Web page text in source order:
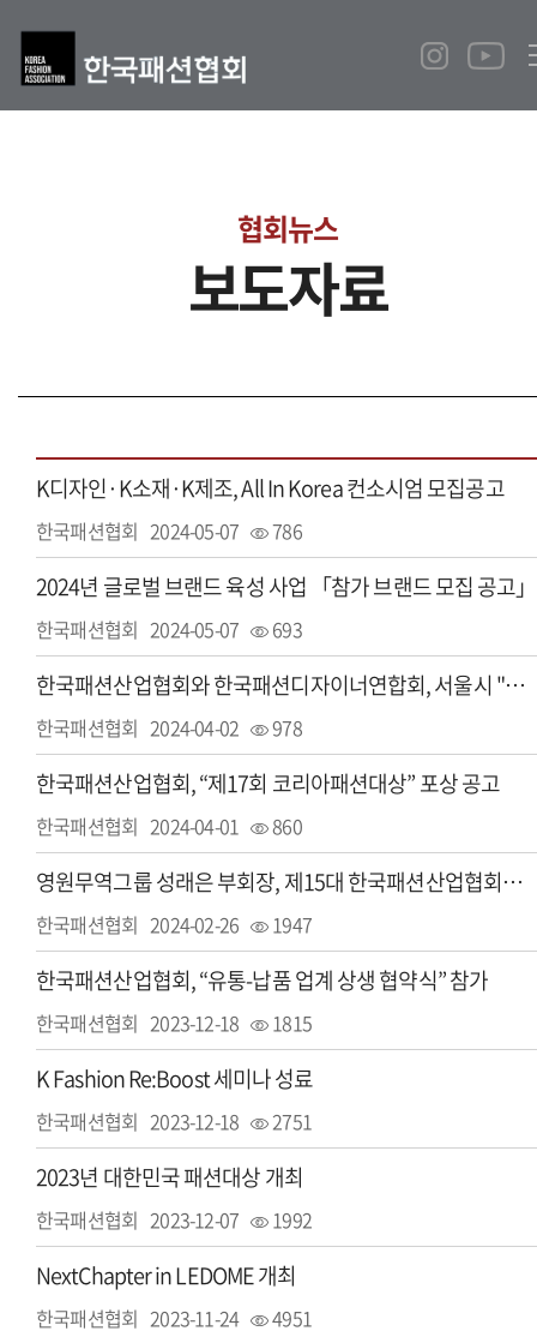
협회뉴스
보도자료
K디자인·K소재·K제조, All In Korea 컨소시엄 모집공고
한국패션협회 2024-05-07 786
2024년 글로벌 브랜드 육성 사업 「참가 브랜드 모집 공고」
한국패션협회 2024-05-07 693
한국패션산업협회와 한국패션디자이너연합회, 서울시 "서울패션허브" 민간위탁 운영 시작
한국패션협회 2024-04-02 978
한국패션산업협회, “제17회 코리아패션대상” 포상 공고
한국패션협회 2024-04-01 860
영원무역그룹 성래은 부회장, 제15대 한국패션산업협회장 선임
한국패션협회 2024-02-26 1947
한국패션산업협회, “유통-납품 업계 상생 협약식” 참가
한국패션협회 2023-12-18 1815
K Fashion Re:Boost 세미나 성료
한국패션협회 2023-12-18 2751
2023년 대한민국 패션대상 개최
한국패션협회 2023-12-07 1992
NextChapter in LEDOME 개최
한국패션협회 2023-11-24 4951